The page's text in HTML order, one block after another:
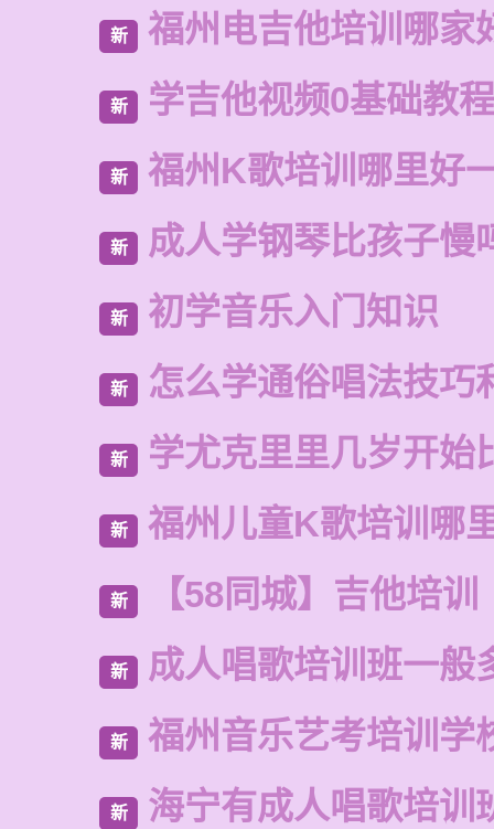
新 福州电吉他培训哪家
新 学吉他视频0基础教程
新 福州K歌培训哪里好
新 成人学钢琴比孩子慢
新 初学音乐入门知识
新 怎么学通俗唱法技巧
新 学尤克里里几岁开始
新 福州儿童K歌培训哪
新 【58同城】吉他培训
新 成人唱歌培训班一般
新 福州音乐艺考培训学
新 海宁有成人唱歌培训